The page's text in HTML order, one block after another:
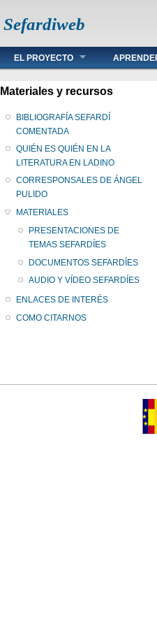
Sefardiweb
Main menu
EL PROYECTO
Materiales y recursos
BIBLIOGRAFÍA SEFARDÍ
COMENTADA
QUIÉN ES QUIÉN EN LA
LITERATURA EN LADINO
CORRESPONSALES DE ÁNGEL
PULIDO
MATERIALES
PRESENTACIONES DE
TEMAS SEFARDÍES
DOCUMENTOS SEFARDÍES
AUDIO Y VÍDEO SEFARDÍES
ENLACES DE INTERÉS
COMO CITARNOS